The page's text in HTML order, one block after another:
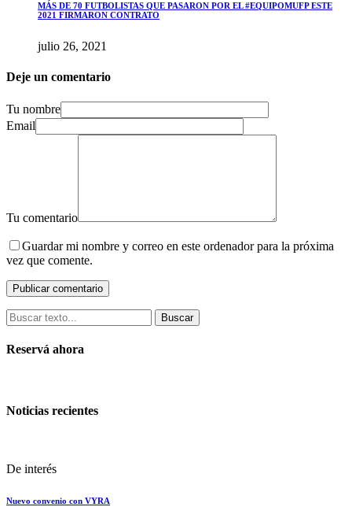
MÁS DE 70 FUTBOLISTAS QUE PASARON POR EL #EQUIPOMUFP ESTE
2021 FIRMARON CONTRATO
julio 26, 2021
Deje un comentario
Tu nombre
Email
Tu comentario
Guardar mi nombre y correo en este ordenador para la próxima
vez que comente.
Buscar
Reservá ahora
Noticias recientes
De interés
Nuevo convenio con VYRA